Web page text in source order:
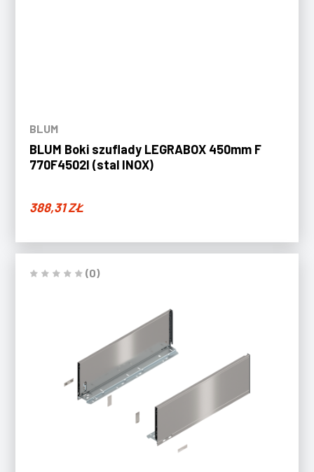
BLUM
BLUM Boki szuflady LEGRABOX 450mm F
770F4502I (stal INOX)
388,31ZŁ
(0)